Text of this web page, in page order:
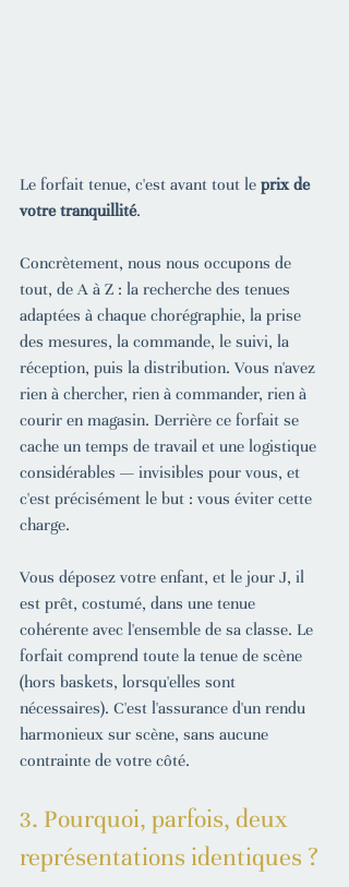
Le forfait tenue, c'est avant tout le prix de
votre tranquillité.
Concrètement, nous nous occupons de
tout, de A à Z : la recherche des tenues
adaptées à chaque chorégraphie, la prise
des mesures, la commande, le suivi, la
réception, puis la distribution. Vous n'avez
rien à chercher, rien à commander, rien à
courir en magasin. Derrière ce forfait se
cache un temps de travail et une logistique
considérables — invisibles pour vous, et
c'est précisément le but : vous éviter cette
charge.
Vous déposez votre enfant, et le jour J, il
est prêt, costumé, dans une tenue
cohérente avec l'ensemble de sa classe. Le
forfait comprend toute la tenue de scène
(hors baskets, lorsqu'elles sont
nécessaires). C'est l'assurance d'un rendu
harmonieux sur scène, sans aucune
contrainte de votre côté.
3. Pourquoi, parfois, deux
représentations identiques ?